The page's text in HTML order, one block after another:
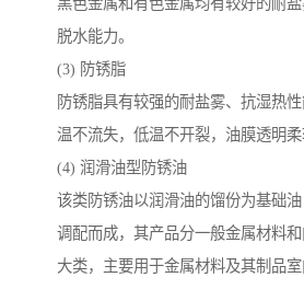
黑色金属和有色金属均有较好的耐
脱水能力。
(3) 防锈脂
防锈脂具有较强的耐盐雾、抗湿热
温不流失，低温不开裂，油膜透明柔
(4) 润滑油型防锈油
该类防锈油以润滑油的馏份为基础
调配而成，其产品分一般金属材料
大类，主要用于金属材料及其制品室